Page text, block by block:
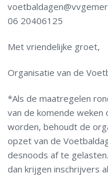
06 20406125
Met vriendelijke groet,
Organisatie van de
*Als de maatregelen
van de komende
worden, behoudt de
opzet van de
desnoods af te gelasten.
dan krijgen inschrijvers